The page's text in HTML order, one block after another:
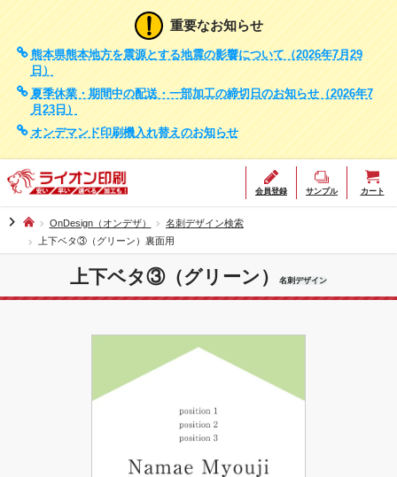
重要なお知らせ
熊本県熊本地方を震源とする地震の影響について（2026年7月29
日）
夏季休業・期間中の配送・一部加工の締切日のお知らせ（2026年7
月23日）
オンデマンド印刷機入れ替えのお知らせ
会員登録 サンプル カート
chevron_right OnDesign（オンデザ）
名刺デザイン検索
上下ベタ③（グリーン）裏面用
上下ベタ③（グリーン） 名刺デザイン